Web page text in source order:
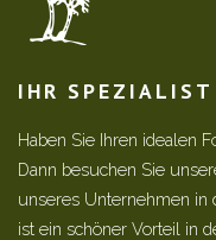
IHR SPEZIALIST
Haben Sie Ihren idealen
Dann besuchen Sie
unseres Unternehmen in
ist ein schöner Vorteil in